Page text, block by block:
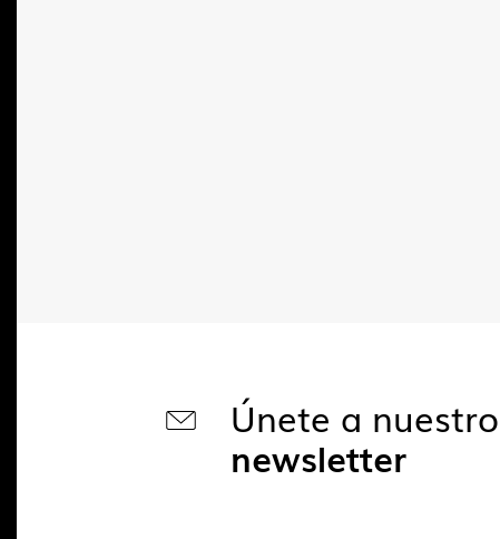
Únete a nuestro
newsletter